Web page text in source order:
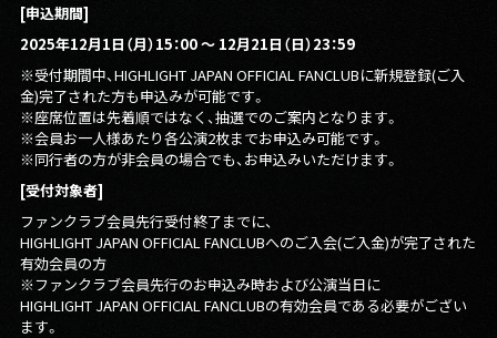
[申込期間]
2025年12月1日（月）15：00 〜 12月21日（日）23：59
※受付期間中、HIGHLIGHT JAPAN OFFICIAL FANCLUBに新規登録(ご入
金)完了された方も申込みが可能です。
※座席位置は先着順ではなく、抽選でのご案内となります。
※会員お一人様あたり各公演2枚までお申込み可能です。
※同行者の方が非会員の場合でも、お申込みいただけます。
[受付対象者]
ファンクラブ会員先行受付終了までに、
HIGHLIGHT JAPAN OFFICIAL FANCLUBへのご入会(ご入金)が完了された
有効会員の方
※ファンクラブ会員先行のお申込み時および公演当日に
HIGHLIGHT JAPAN OFFICIAL FANCLUBの有効会員である必要がござい
ます。